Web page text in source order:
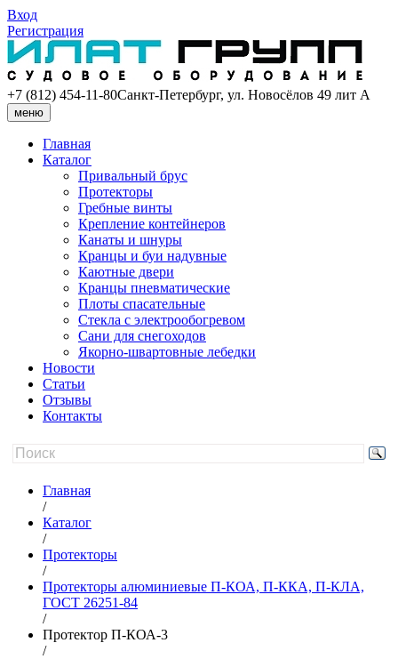
Вход
Регистрация
+7 (812) 454-11-80Санкт-Петербург, ул. Новосёлов 49 лит А
меню
Главная
Каталог
Привальный брус
Протекторы
Гребные винты
Крепление контейнеров
Канаты и шнуры
Кранцы и буи надувные
Каютные двери
Кранцы пневматические
Плоты спасательные
Стекла с электрообогревом
Сани для снегоходов
Якорно-швартовные лебедки
Новости
Статьи
Отзывы
Контакты
Главная
/
Каталог
/
Протекторы
/
Протекторы алюминиевые П-КОА, П-ККА, П-КЛА,
ГОСТ 26251-84
/
Протектор П-КОА-3
/